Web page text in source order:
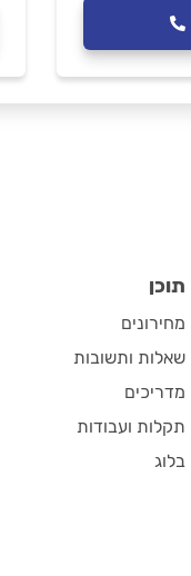
תוכן
מחירונים
שאלות ותשובות
מדריכים
תקלות ועבודות
בלוג